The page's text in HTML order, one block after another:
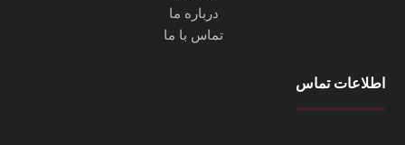
درباره ما
تماس با ما
اطلاعات تماس